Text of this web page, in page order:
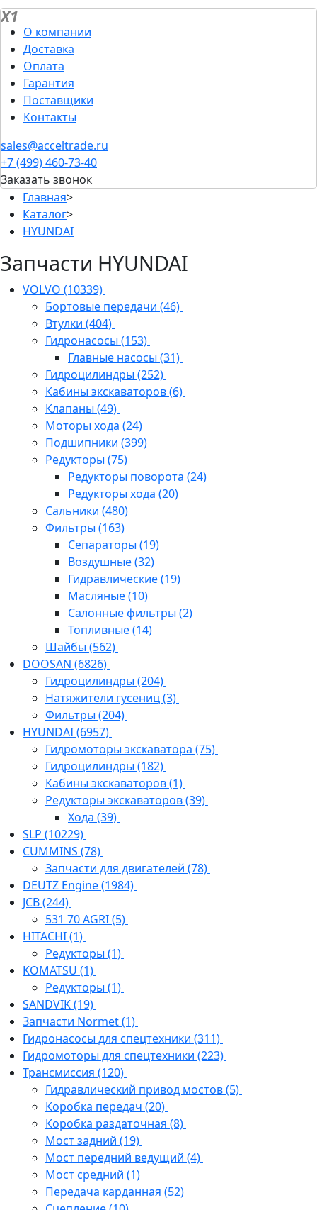
X1
О компании
Доставка
Оплата
Гарантия
Поставщики
Контакты
sales@acceltrade.ru
+7 (499) 460-73-40
Заказать звонок
Главная>
Каталог>
HYUNDAI
Запчасти HYUNDAI
VOLVO (10339)
Бортовые передачи (46)
Втулки (404)
Гидронасосы (153)
Главные насосы (31)
Гидроцилиндры (252)
Кабины экскаваторов(6)
Клапаны (49)
Моторы хода (24)
Подшипники (399)
Редукторы (75)
Редукторы поворота (24)
Редукторы хода (20)
Сальники (480)
Фильтры (163)
Cепараторы (19)
Воздушные(32)
Гидравлические(19)
Масляные(10)
Салонные фильтры (2)
Топливные(14)
Шайбы (562)
DOOSAN (6826)
Гидроцилиндры (204)
Натяжители гусениц(3)
Фильтры (204)
HYUNDAI(6957)
Гидромоторы экскаватора (75)
Гидроцилиндры (182)
Кабины экскаваторов(1)
Редукторы экскаваторов(39)
Хода (39)
SLP (10229)
CUMMINS (78)
Запчасти для двигателей (78)
DEUTZ Engine(1984)
JCB(244)
531 70 AGRI(5)
HITACHI(1)
Редукторы (1)
KOMATSU (1)
Редукторы (1)
SANDVIK(19)
Запчасти Normet(1)
Гидронасосы для спецтехники (311)
Гидромоторы для спецтехники (223)
Трансмиссия (120)
Гидравлический привод мостов(5)
Коробка передач (20)
Коробка раздаточная (8)
Мост задний (19)
Мост передний ведущий (4)
Мост средний (1)
Передача карданная (52)